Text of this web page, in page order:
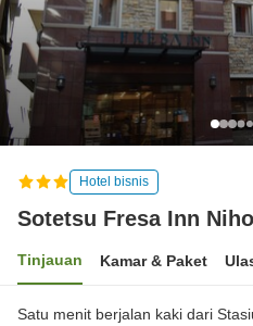
Hotel bisnis
Sotetsu Fresa Inn
Tinjauan Kamar & Paket
Satu menit berjalan kaki dari